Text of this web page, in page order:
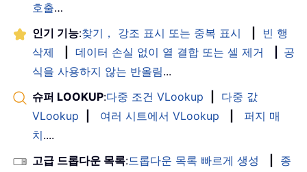
호출…
인기 기능:찾기， 강조 표시 또는 중복 표시
빈 행
삭제
데이터 손실 없이 열 결합 또는 셀 제거
공
식을 사용하지 않는 반올림...
슈퍼 LOOKUP:다중 조건 VLookup
다중 값
VLookup
여러 시트에서 VLookup
퍼지 매
치....
고급 드롭다운 목록:드롭다운 목록 빠르게 생성
종